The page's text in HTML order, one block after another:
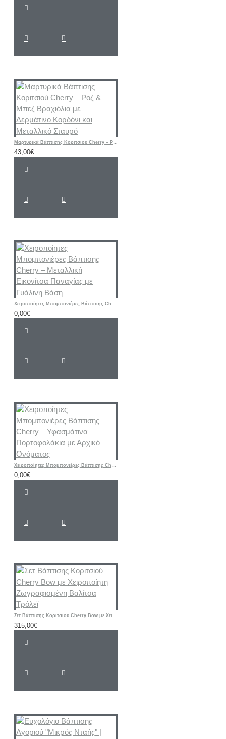
Μαρτυρικά Βάπτισης Κοριτσιού Cherry – Ροζ & Μπεζ Βραχιόλια με Δερμάτινο Κορδόνι και Μεταλλικό Σταυρό
43,00€
Χειροποίητες Μπομπονιέρες Βάπτισης Cherry – Μεταλλική Εικονίτσα Παναγίας με Γυάλινη Βάση
0,00€
Χειροποίητες Μπομπονιέρες Βάπτισης Cherry – Υφασμάτινα Πορτοφολάκια με Αρχικό Ονόματος
0,00€
Σετ Βάπτισης Κοριτσιού Cherry Bow με Χειροποίητη Ζωγραφισμένη Βαλίτσα Τρόλεϊ
315,00€